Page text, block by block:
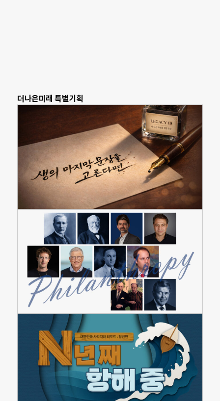
더나은미래 특별기획